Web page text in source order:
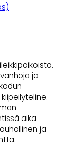
ja
aika
ja